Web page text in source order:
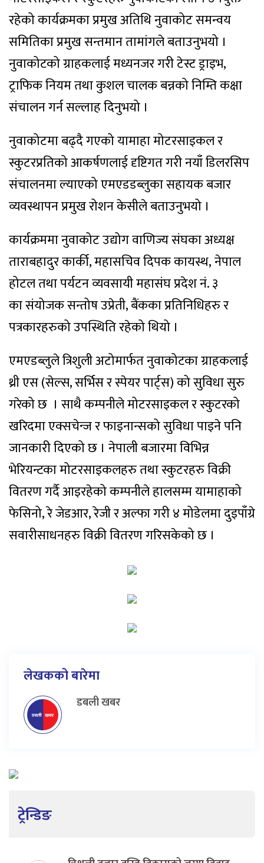
रहेको कार्यक्रमका प्रमुख अतिथि नुवाकोट समन्वय
समितिका प्रमुख सन्तमान तामांगले बताउनुभयो ।
नुवाकोटको ग्राहकलाई मध्यनजर गरी टेस्ट ड्राइभ,
ट्राफिक नियम तथा कुशल चालक बन्नको निम्ति कक्षा
संचालन गर्न सल्लाह दिनुभयो ।
नुवाकोटमा बढ्दै गएको यामाहा मोटरसाइकल र
स्कुटरप्रतिको आकर्षणलाई दृष्टिगत गरी नयाँ डिलरसिप
संचालनमा ल्याएको एमएडडब्लुका सहायक बजार
व्यवस्थापन प्रमुख रोशन केसीले बताउनुभयो ।
कार्यक्रममा नुवाकोट उद्योग वाणिज्य संघका अध्यक्ष
ताराबहादुर कार्की, महासचिव दिपक कायस्थ, नेपाल
होटल तथा पर्यटन व्यवसायी महासंघ प्रदेश नं. ३
का संयोजक सन्तोष उप्रेती, बैंकका प्रतिनिधिहरु र
पत्रकारहरुको उपस्थिति रहेको थियो ।
एमएडब्लुले त्रिशुली अटोमार्फत नुवाकोटका ग्राहकलाई
थ्री एस (सेल्स, सर्भिस र स्पेयर पार्ट्स) को सुविधा सुरु
गरेको छ । साथै कम्पनीले मोटरसाइकल र स्कुटरको
खरिदमा एक्सचेन्ज र फाइनान्सको सुविधा पाइने पनि
जानकारी दिएको छ । नेपाली बजारमा विभिन्न
भेरियन्टका मोटरसाइकलहरु तथा स्कुटरहरु विक्री
वितरण गर्दै आइरहेको कम्पनीले हालसम्म यामाहाको
फेसिनो, रे जेडआर, रेजी र अल्फा गरी ४ मोडेलमा दुइपाँग्रे
सवारीसाधनहरु विक्री वितरण गरिसकेको छ ।
लेखकको बारेमा
डबली खबर
ट्रेन्डिङ